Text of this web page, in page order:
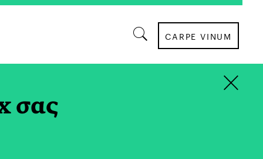
CARPE VINUM
σας
×